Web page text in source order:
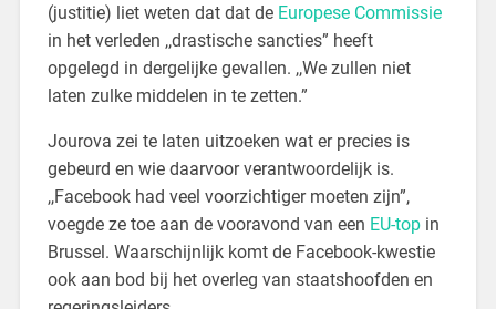
(justitie) liet weten dat dat de Europese Commissie
in het verleden ,,drastische sancties” heeft
opgelegd in dergelijke gevallen. ,,We zullen niet
laten zulke middelen in te zetten.”
Jourova zei te laten uitzoeken wat er precies is
gebeurd en wie daarvoor verantwoordelijk is.
,,Facebook had veel voorzichtiger moeten zijn”,
voegde ze toe aan de vooravond van een EU-topin
Brussel. Waarschijnlijk komt de Facebook-kwestie
ook aan bod bij het overleg van staatshoofden en